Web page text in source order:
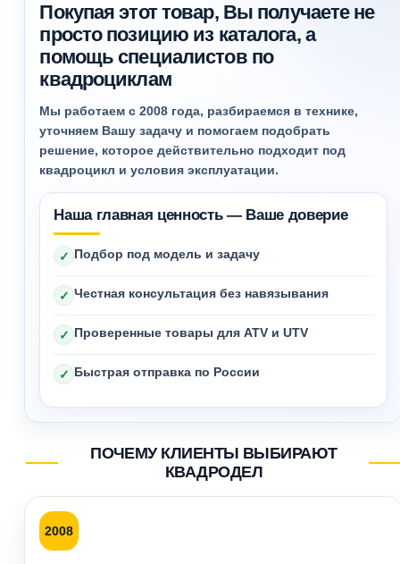
Покупая этот товар, Вы получаете не
просто позицию из каталога, а
помощь специалистов по
квадроциклам
Мы работаем с 2008 года, разбираемся в технике,
уточняем Вашу задачу и помогаем подобрать
решение, которое действительно подходит под
квадроцикл и условия эксплуатации.
Наша главная ценность — Ваше доверие
✓ Подбор под модель и задачу
✓ Честная консультация без навязывания
✓ Проверенные товары для ATV и UTV
✓ Быстрая отправка по России
ПОЧЕМУ КЛИЕНТЫ ВЫБИРАЮТ
КВАДРОДЕЛ
2008